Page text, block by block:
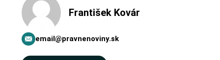
František Kovár
email@pravnenoviny.sk